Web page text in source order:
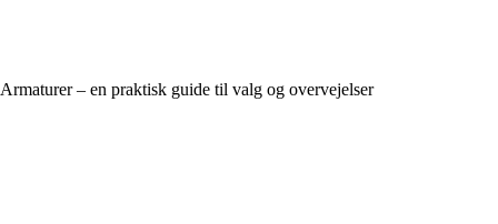
Armaturer – en praktisk guide til valg og overvejelser